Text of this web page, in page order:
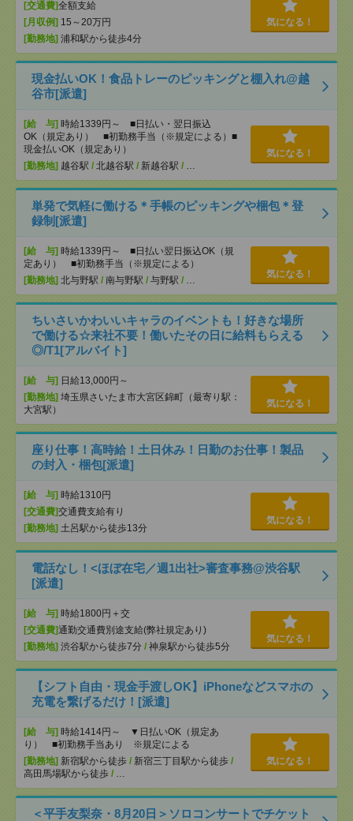
[交通費]全額支給
[月収例] 15～20万円
[勤務地] 浦和駅から徒歩4分
気になる！
現金払いOK！食品トレーのピッキングと棚入れ@越
谷市[派遣]
[給 与] 時給1339円～ ■日払い・翌日振込
OK（規定あり） ■初勤務手当（※規定による）■
現金払いOK（規定あり）
[勤務地] 越谷駅 / 北越谷駅 / 新越谷駅 / …
気になる！
単発で気軽に働ける＊手帳のピッキングや梱包＊登
録制[派遣]
[給 与] 時給1339円～ ■日払い翌日振込OK（規
定あり） ■初勤務手当（※規定による）
[勤務地] 北与野駅 / 南与野駅 / 与野駅 / …
気になる！
ちいさいかわいいキャラのイベントも！好きな場所
で働ける☆来社不要！働いたその日に給料もらえる
◎/T1[アルバイト]
[給 与] 日給13,000円～
[勤務地] 埼玉県さいたま市大宮区錦町（最寄り駅：
大宮駅）
気になる！
座り仕事！高時給！土日休み！日勤のお仕事！製品
の封入・梱包[派遣]
[給 与] 時給1310円
[交通費]交通費支給有り
[勤務地] 土呂駅から徒歩13分
気になる！
電話なし！<ほぼ在宅／週1出社>審査事務@渋谷駅
[派遣]
[給 与] 時給1800円＋交
[交通費]通勤交通費別途支給(弊社規定あり)
[勤務地] 渋谷駅から徒歩7分 / 神泉駅から徒歩5分
気になる！
【シフト自由・現金手渡しOK】iPhoneなどスマホの
充電を繋げるだけ！[派遣]
[給 与] 時給1414円～ ▼日払いOK（規定あ
り） ■初勤務手当あり ※規定による
[勤務地] 新宿駅から徒歩 / 新宿三丁目駅から徒歩 /
高田馬場駅から徒歩 / …
気になる！
＜平手友梨奈・8月20日＞ソロコンサートでチケット